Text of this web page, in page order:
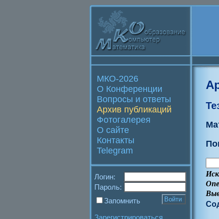
МКО-2026
О Конференции
Вопросы и ответы
Архив публикаций
Фотогалерея
О сайте
Контакты
Telegram
Логин:
Пароль:
Запомнить
Зарегистрироваться